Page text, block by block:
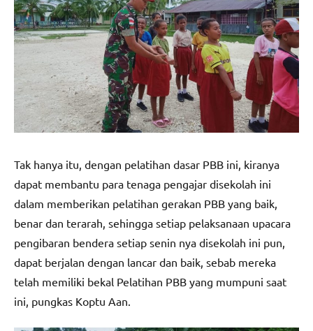
Tak hanya itu, dengan pelatihan dasar PBB ini, kiranya
dapat membantu para tenaga pengajar disekolah ini
dalam memberikan pelatihan gerakan PBB yang baik,
benar dan terarah, sehingga setiap pelaksanaan upacara
pengibaran bendera setiap senin nya disekolah ini pun,
dapat berjalan dengan lancar dan baik, sebab mereka
telah memiliki bekal Pelatihan PBB yang mumpuni saat
ini, pungkas Koptu Aan.